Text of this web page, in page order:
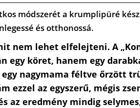
módszerét a krumplipüré
és otthonossá.
nem lehet elfelejteni. A
egy köret, hanem egy
nagymama féltve őrzött
ezzel az egyszerű, mégis
az eredmény mindig